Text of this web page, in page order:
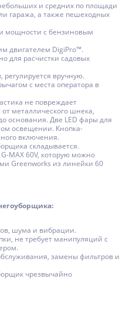
и средних по площади
гаража, а также пешеходных
мощности с бензиновым
двигателем DigiPro™.
для расчистки садовых
регулируется вручную.
с места оператора в
не повреждает
металлического шнека,
основания. Две LED фары для
освещении. Кнопка-
включения.
складывается.
MAX 60V, которую можно
Greenworks из линейки 60
шума и вибрации.
не требует манипуляций с
замены фильтров и
чрезвычайно